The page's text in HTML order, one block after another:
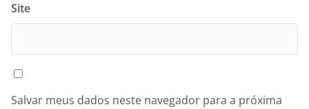
Site
Salvar meus dados neste navegador para a próxima